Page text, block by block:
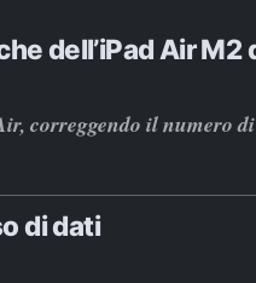
dell’iPad Air M2
correggendo il numero di
di dati